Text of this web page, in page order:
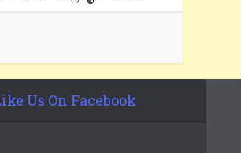
Us On Facebook